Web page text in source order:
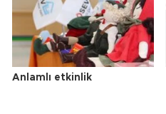
Anlamlı etkinlik